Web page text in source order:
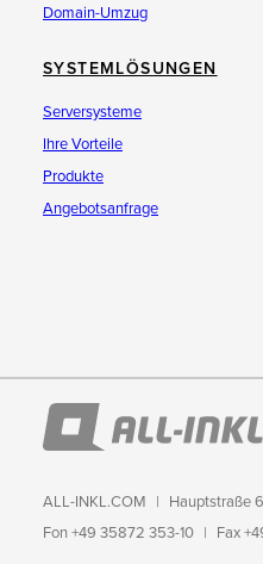
Domain-Umzug
SYSTEMLÖSUNGEN
Serversysteme
Ihre Vorteile
Produkte
Angebotsanfrage
ALL-INKL.COM Hauptstraße
Fon +49 35872 353-10
Fax